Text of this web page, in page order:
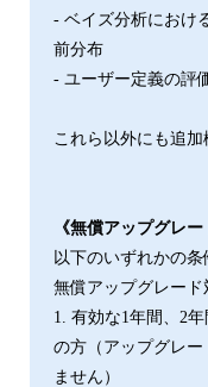
- ベイズ分析におけ
前分布
- ユーザー定義の評
これら以外にも追加
《無償アップグレ
以下のいずれかの条
無償アップグレード
1. 有効な1年間、2
の⽅（アップグレ
ません）